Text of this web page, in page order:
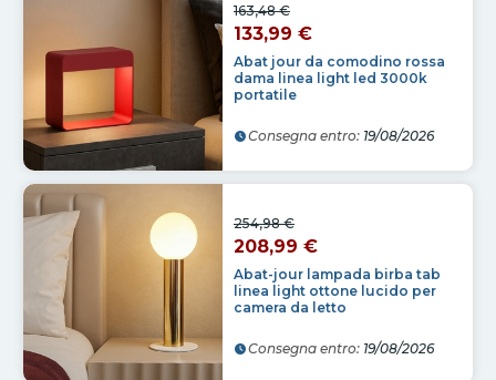
Abat jour da comodino rossa
dama linea light led 3000k
portatile
163,48 €
133,99 €
Consegna entro: 19/08/2026
Abat-jour lampada birba tab
linea light ottone lucido per
camera da letto
254,98 €
208,99 €
Consegna entro: 19/08/2026